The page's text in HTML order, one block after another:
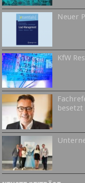
Neuer
KfW
besetzt